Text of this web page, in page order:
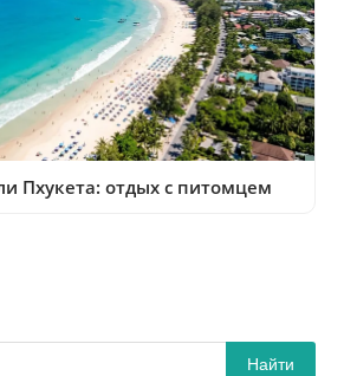
Пхукета: отдых с питомцем
Найти